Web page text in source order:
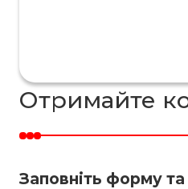
Отримайте
Заповніть форму